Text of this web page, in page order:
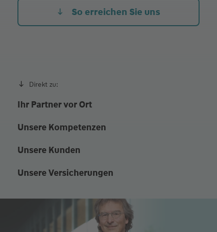
So erreichen Sie uns
Direkt zu:
Ihr Partner vor Ort
Unsere Kompetenzen
Unsere Kunden
Unsere Versicherungen